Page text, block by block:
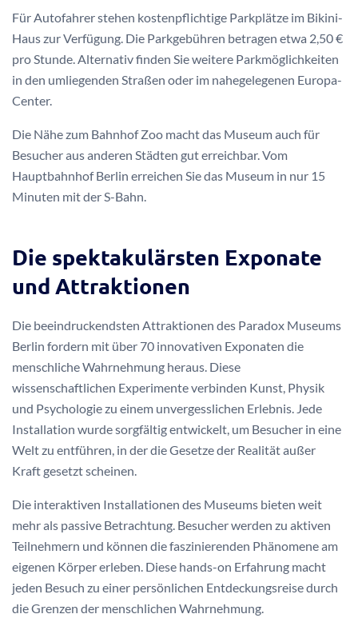
Für Autofahrer stehen kostenpflichtige Parkplätze im Bikini-
Haus zur Verfügung. Die Parkgebühren betragen etwa 2,50 €
pro Stunde. Alternativ finden Sie weitere Parkmöglichkeiten
in den umliegenden Straßen oder im nahegelegenen Europa-
Center.
Die Nähe zum Bahnhof Zoo macht das Museum auch für
Besucher aus anderen Städten gut erreichbar. Vom
Hauptbahnhof Berlin erreichen Sie das Museum in nur 15
Minuten mit der S-Bahn.
Die spektakulärsten Exponate
und Attraktionen
Die beeindruckendsten Attraktionen des Paradox Museums
Berlin fordern mit über 70 innovativen Exponaten die
menschliche Wahrnehmung heraus. Diese
wissenschaftlichen Experimente verbinden Kunst, Physik
und Psychologie zu einem unvergesslichen Erlebnis. Jede
Installation wurde sorgfältig entwickelt, um Besucher in eine
Welt zu entführen, in der die Gesetze der Realität außer
Kraft gesetzt scheinen.
Die interaktiven Installationen des Museums bieten weit
mehr als passive Betrachtung. Besucher werden zu aktiven
Teilnehmern und können die faszinierenden Phänomene am
eigenen Körper erleben. Diese hands-on Erfahrung macht
jeden Besuch zu einer persönlichen Entdeckungsreise durch
die Grenzen der menschlichen Wahrnehmung.